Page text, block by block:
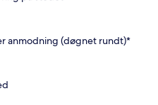
anmodning (døgnet rundt)*